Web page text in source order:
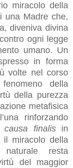
miracolo della
una Madre che,
diveniva divina
ogni legge
umano. Un
in forma
volte nel corso
della
della purezza
metafisica
rinforzando
causa finalisin
il miracolo della
naturale resta
del maggior